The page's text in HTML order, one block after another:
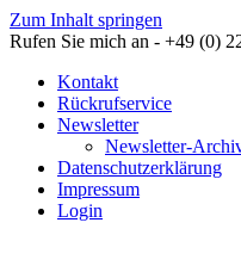
Zum Inhalt springen
Rufen Sie mich an - +49 (0)
Kontakt
Rückrufservice
Newsletter
Newsletter-
Datenschutzerklärung
Impressum
Login